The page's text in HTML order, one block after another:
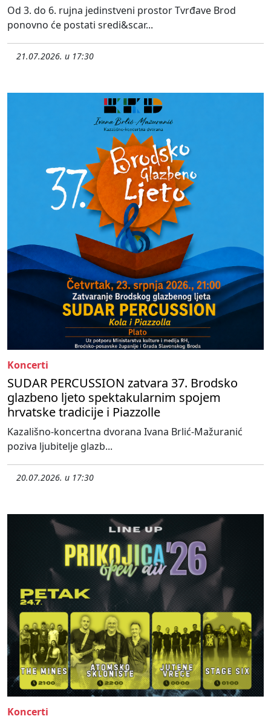
Od 3. do 6. rujna jedinstveni prostor Tvrđave Brod
ponovno će postati sredi&scar...
21.07.2026. u 17:30
Koncerti
SUDAR PERCUSSION zatvara 37. Brodsko
glazbeno ljeto spektakularnim spojem
hrvatske tradicije i Piazzolle
Kazališno-koncertna dvorana Ivana Brlić-Mažuranić
poziva ljubitelje glazb...
20.07.2026. u 17:30
Koncerti